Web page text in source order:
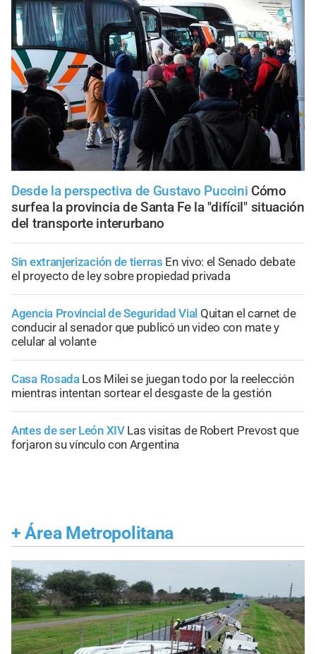
Desde la perspectiva de Gustavo Puccini Cómo
surfea la provincia de Santa Fe la "difícil" situación
del transporte interurbano
Sin extranjerización de tierras En vivo: el Senado debate
el proyecto de ley sobre propiedad privada
Agencia Provincial de Seguridad Vial Quitan el carnet de
conducir al senador que publicó un video con mate y
celular al volante
Casa Rosada Los Milei se juegan todo por la reelección
mientras intentan sortear el desgaste de la gestión
Antes de ser León XIV Las visitas de Robert Prevost que
forjaron su vínculo con Argentina
+ Área Metropolitana